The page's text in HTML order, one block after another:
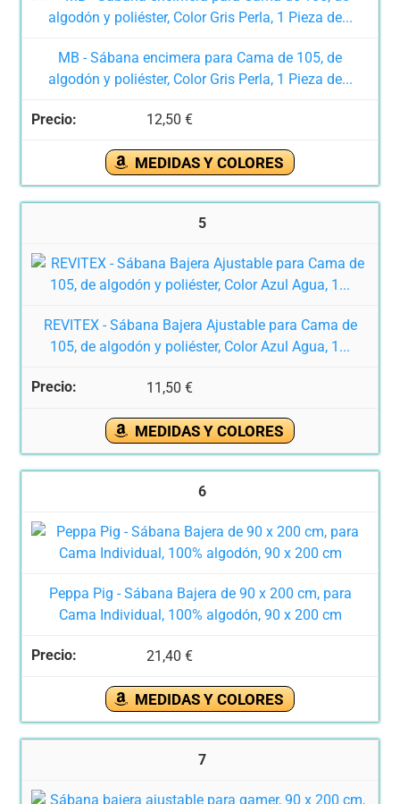
MB - Sábana encimera para Cama de 105, de
algodón y poliéster, Color Gris Perla, 1 Pieza de...
12,50 €
MEDIDAS Y COLORES
5
REVITEX - Sábana Bajera Ajustable para Cama de
105, de algodón y poliéster, Color Azul Agua, 1...
11,50 €
MEDIDAS Y COLORES
6
Peppa Pig - Sábana Bajera de 90 x 200 cm, para
Cama Individual, 100% algodón, 90 x 200 cm
21,40 €
MEDIDAS Y COLORES
7